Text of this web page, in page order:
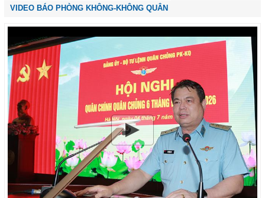
VIDEO BÁO PHÒNG KHÔNG-KHÔNG QUÂN